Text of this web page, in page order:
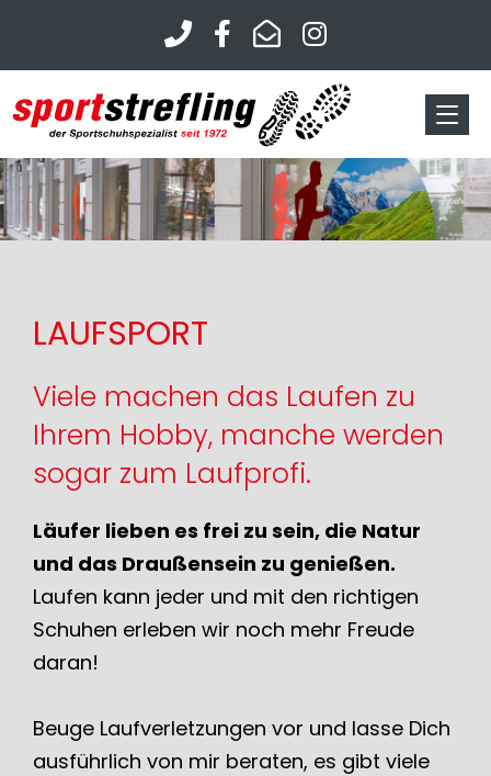
LAUFSPORT
Viele machen das Laufen zu
Ihrem Hobby, manche werden
sogar zum Laufprofi.
Läufer lieben es frei zu sein, die Natur
und das Draußensein zu genießen.
Laufen kann jeder und mit den richtigen
Schuhen erleben wir noch mehr Freude
daran!
Beuge Laufverletzungen vor und lasse Dich
ausführlich von mir beraten, es gibt viele